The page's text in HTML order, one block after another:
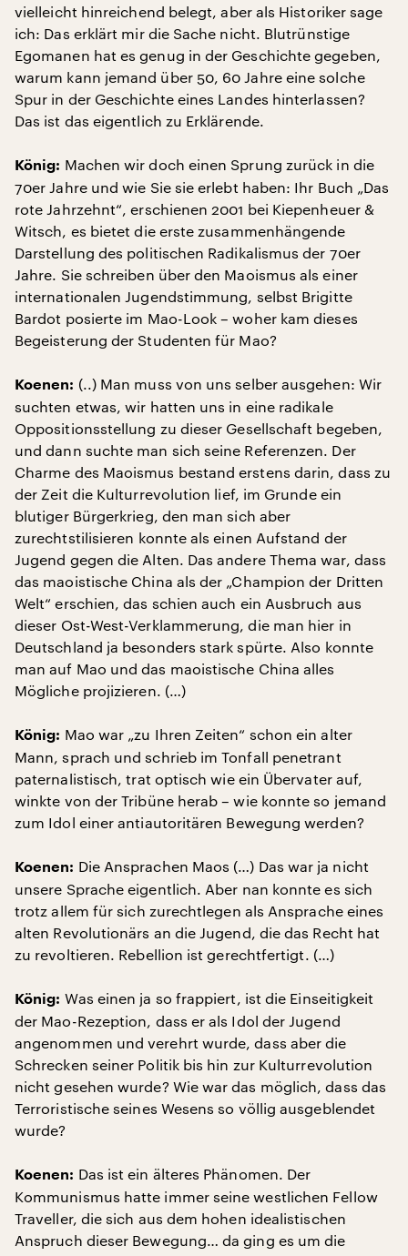
vielleicht hinreichend belegt, aber als Historiker sage
ich: Das erklärt mir die Sache nicht. Blutrünstige
Egomanen hat es genug in der Geschichte gegeben,
warum kann jemand über 50, 60 Jahre eine solche
Spur in der Geschichte eines Landes hinterlassen?
Das ist das eigentlich zu Erklärende.
König: Machen wir doch einen Sprung zurück in die
70er Jahre und wie Sie sie erlebt haben: Ihr Buch „Das
rote Jahrzehnt“, erschienen 2001 bei Kiepenheuer &
Witsch, es bietet die erste zusammenhängende
Darstellung des politischen Radikalismus der 70er
Jahre. Sie schreiben über den Maoismus als einer
internationalen Jugendstimmung, selbst Brigitte
Bardot posierte im Mao-Look – woher kam dieses
Begeisterung der Studenten für Mao?
Koenen: (..) Man muss von uns selber ausgehen: Wir
suchten etwas, wir hatten uns in eine radikale
Oppositionsstellung zu dieser Gesellschaft begeben,
und dann suchte man sich seine Referenzen. Der
Charme des Maoismus bestand erstens darin, dass zu
der Zeit die Kulturrevolution lief, im Grunde ein
blutiger Bürgerkrieg, den man sich aber
zurechtstilisieren konnte als einen Aufstand der
Jugend gegen die Alten. Das andere Thema war, dass
das maoistische China als der „Champion der Dritten
Welt“ erschien, das schien auch ein Ausbruch aus
dieser Ost-West-Verklammerung, die man hier in
Deutschland ja besonders stark spürte. Also konnte
man auf Mao und das maoistische China alles
Mögliche projizieren. (…)
König: Mao war „zu Ihren Zeiten“ schon ein alter
Mann, sprach und schrieb im Tonfall penetrant
paternalistisch, trat optisch wie ein Übervater auf,
winkte von der Tribüne herab – wie konnte so jemand
zum Idol einer antiautoritären Bewegung werden?
Koenen: Die Ansprachen Maos (…) Das war ja nicht
unsere Sprache eigentlich. Aber nan konnte es sich
trotz allem für sich zurechtlegen als Ansprache eines
alten Revolutionärs an die Jugend, die das Recht hat
zu revoltieren. Rebellion ist gerechtfertigt. (…)
König: Was einen ja so frappiert, ist die Einseitigkeit
der Mao-Rezeption, dass er als Idol der Jugend
angenommen und verehrt wurde, dass aber die
Schrecken seiner Politik bis hin zur Kulturrevolution
nicht gesehen wurde? Wie war das möglich, dass das
Terroristische seines Wesens so völlig ausgeblendet
wurde?
Koenen: Das ist ein älteres Phänomen. Der
Kommunismus hatte immer seine westlichen Fellow
Traveller, die sich aus dem hohen idealistischen
Anspruch dieser Bewegung… da ging es um die